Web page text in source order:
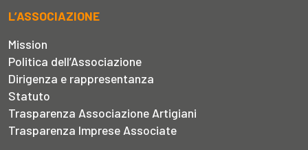
L’ASSOCIAZIONE
Mission
Politica dell’Associazione
Dirigenza e rappresentanza
Statuto
Trasparenza Associazione Artigiani
Trasparenza Imprese Associate